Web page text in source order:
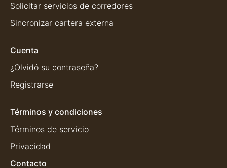
Solicitar servicios de corredores
Sincronizar cartera externa
Cuenta
¿Olvidó su contraseña?
Registrarse
Términos y condiciones
Términos de servicio
Privacidad
Contacto